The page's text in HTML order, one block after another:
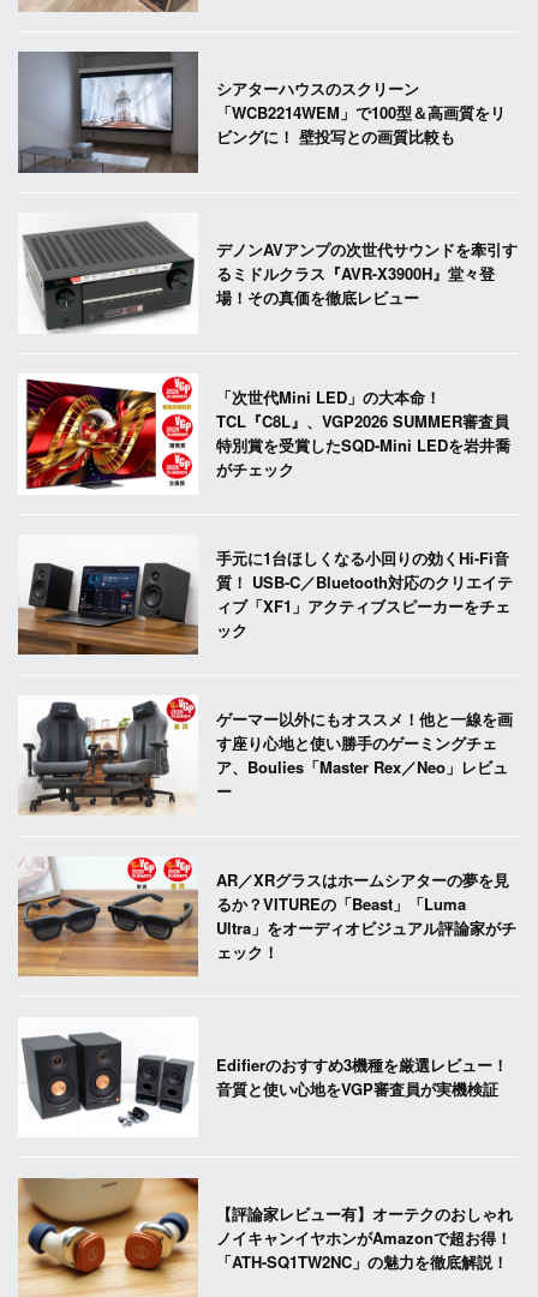
シアターハウスのスクリーン
「WCB2214WEM」で100型＆高画質をリ
ビングに！ 壁投写との画質比較も
デノンAVアンプの次世代サウンドを牽引す
るミドルクラス『AVR-X3900H』堂々登
場！その真価を徹底レビュー
「次世代Mini LED」の大本命！
TCL『C8L』、VGP2026 SUMMER審査員
特別賞を受賞したSQD-Mini LEDを岩井喬
がチェック
手元に1台ほしくなる小回りの効くHi-Fi音
質！ USB-C／Bluetooth対応のクリエイテ
ィブ「XF1」アクティブスピーカーをチェ
ック
ゲーマー以外にもオススメ！他と一線を画
す座り心地と使い勝手のゲーミングチェ
ア、Boulies「Master Rex／Neo」レビュ
ー
AR／XRグラスはホームシアターの夢を見
るか？VITUREの「Beast」「Luma
Ultra」をオーディオビジュアル評論家がチ
ェック！
Edifierのおすすめ3機種を厳選レビュー！
音質と使い心地をVGP審査員が実機検証
【評論家レビュー有】オーテクのおしゃれ
ノイキャンイヤホンがAmazonで超お得！
「ATH-SQ1TW2NC」の魅力を徹底解説！